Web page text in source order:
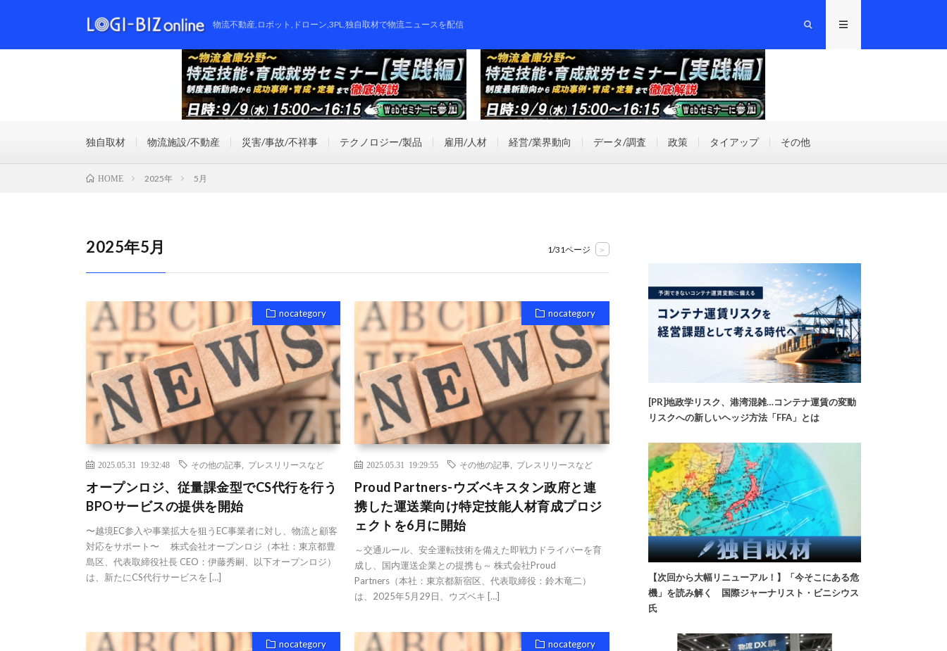
物流不動産,ロボット,ドローン,3PL,独自取材で物流ニュースを配信
独自取材 物流施設/不動産 災害/事故/不祥事 テクノロジー/製品 雇用/人材 経営/業界動向 データ/調査 政策 タイアップ その他
HOME 2025年 5月
2025年5月 1/31ページ >
nocategory
2025.05.31 19:32:48 その他の記事 プレスリリースなど
オープンロジ、従量課金型でCS代行を行う
BPOサービスの提供を開始
〜越境EC参入や事業拡大を狙うEC事業者に対し、物流と顧客
対応をサポート〜 株式会社オープンロジ（本社：東京都豊
島区、代表取締役社長 CEO：伊藤秀嗣、以下オープンロジ）
は、新たにCS代行サービスを […]
nocategory
2025.05.31 19:29:55 その他の記事 プレスリリースなど
Proud Partners-ウズベキスタン政府と連
携した運送業向け特定技能人材育成プロジ
ェクトを6月に開始
～交通ルール、安全運転技術を備えた即戦力ドライバーを育
成し、国内運送企業との提携も～ 株式会社Proud
Partners（本社：東京都新宿区、代表取締役：鈴木竜二）
は、2025年5月29日、ウズベキ […]
nocategory nocategory
[PR]地政学リスク、港湾混雑…コンテナ運賃の変動
リスクへの新しいヘッジ方法「FFA」とは
【次回から大幅リニューアル！】「今そこにある危
機」を読み解く 国際ジャーナリスト・ビニシウス
氏